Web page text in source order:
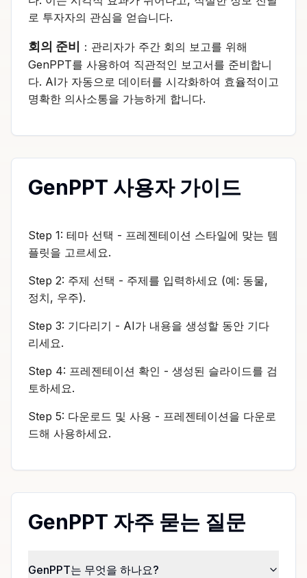
로 투자자의 관심을 얻습니다.
회의 준비
：관리자가 주간 회의 보고를 위해
GenPPT를 사용하여 직관적인 보고서를 준비합니
다. AI가 자동으로 데이터를 시각화하여 효율적이고
명확한 의사소통을 가능하게 합니다.
GenPPT 사용자 가이드
Step 1: 테마 선택 - 프레젠테이션 스타일에 맞는 템
플릿을 고르세요.
Step 2: 주제 선택 - 주제를 입력하세요 (예: 동물,
정치, 우주).
Step 3: 기다리기 - AI가 내용을 생성할 동안 기다
리세요.
Step 4: 프레젠테이션 확인 - 생성된 슬라이드를 검
토하세요.
Step 5: 다운로드 및 사용 - 프레젠테이션을 다운로
드해 사용하세요.
GenPPT 자주 묻는 질문
GenPPT는 무엇을 하나요?